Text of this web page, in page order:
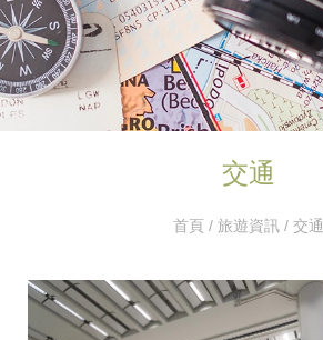
交通
首頁 / 旅遊資訊 / 交通